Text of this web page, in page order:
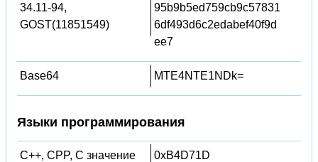
34.11-94,
GOST(11851549)
95b9b5ed759cb9c57831
6df493d6c2edabef40f9d
ee7
Base64 MTE4NTE1NDk=
Языки программирования
C++, CPP, C значение
0xB4D71D